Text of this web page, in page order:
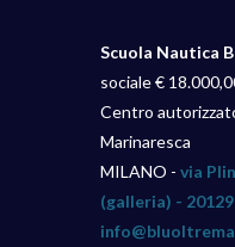
Scuola Nautica
sociale €
Centro
Marinaresca
MILANO - via
(galleria) -